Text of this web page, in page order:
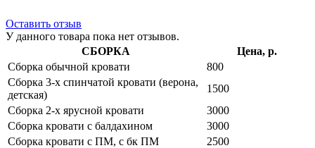
Оставить отзыв
У данного товара пока нет отзывов.
СБОРКА
Цена, р.
Сборка обычной кровати
800
Сборка 3-х спинчатой кровати (верона,
детская)
1500
Сборка 2-х ярусной кровати
3000
Сборка кровати с балдахином
3000
Сборка кровати с ПМ, с бк ПМ
2500